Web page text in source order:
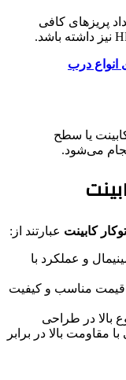
پریزهای کافی
انواع درب
یا سطح
می‌شود.
کابینت عبارتند از:
و عملکرد با
قیمت مناسب و کیفیت
بالا در طراحی
با مقاومت بالا در برابر